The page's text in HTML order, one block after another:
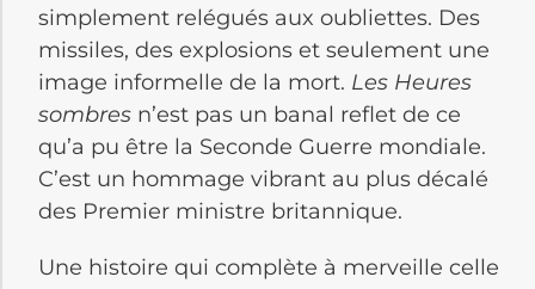
simplement relégués aux oubliettes. Des
missiles, des explosions et seulement une
image informelle de la mort. Les Heures
sombres n’est pas un banal reflet de ce
qu’a pu être la Seconde Guerre mondiale.
C’est un hommage vibrant au plus décalé
des Premier ministre britannique.
Une histoire qui complète à merveille celle